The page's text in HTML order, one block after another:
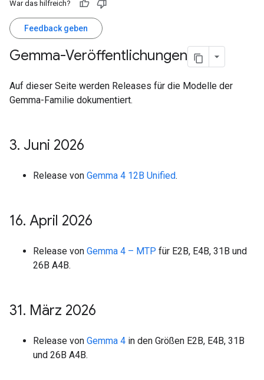
War das hilfreich?
Feedback geben
Gemma-Veröffentlichungen
Auf dieser Seite werden Releases für die Modelle der
Gemma-Familie dokumentiert.
3. Juni 2026
Release von Gemma 4 12B Unified.
16. April 2026
Release von Gemma 4 – MTP für E2B, E4B, 31B und
26B A4B.
31. März 2026
Release von Gemma 4 in den Größen E2B, E4B, 31B
und 26B A4B.